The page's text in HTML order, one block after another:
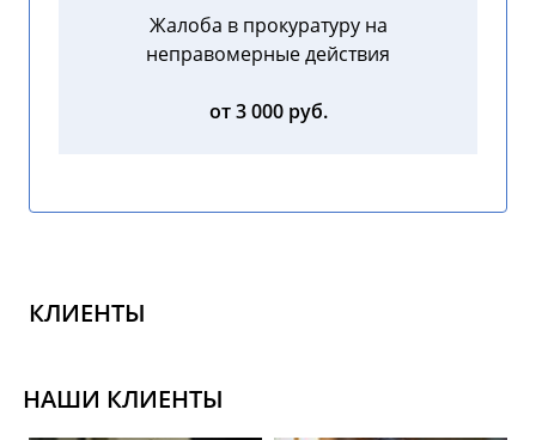
Жалоба в прокуратуру на
неправомерные действия
от 3 000 руб.
КЛИЕНТЫ
НАШИ КЛИЕНТЫ